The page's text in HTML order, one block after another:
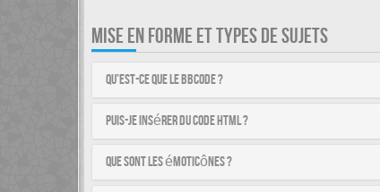
MISE EN FORME ET TYPES DE SUJETS
Qu’est-ce que le BBCode ?
Puis-je insérer du code HTML ?
Que sont les émoticônes ?